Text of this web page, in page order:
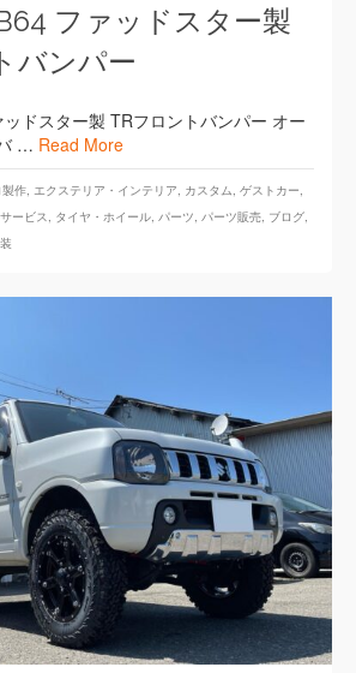
ファッドスター製
バンパー
ドスター製 TRフロントバンパー オー
… Read More
作, エクステリア・インテリア, カスタム, ゲストカー,
サービス, タイヤ・ホイール, パーツ, パーツ販売, ブログ,